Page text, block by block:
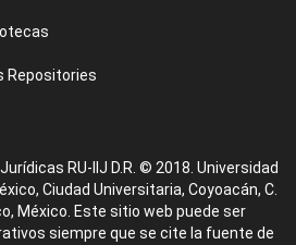
Repositories
RU-IIJ D.R. © 2018. Universidad
Ciudad Universitaria, Coyoacán, C.
México. Este sitio web puede ser
siempre que se cite la fuente de